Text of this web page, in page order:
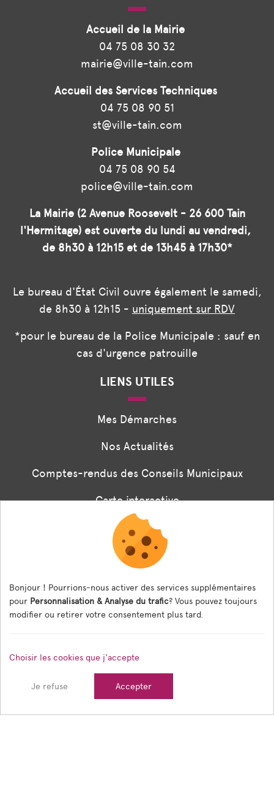
Accueil de la Mairie
04 75 08 30 32
mairie@ville-tain.com
Accueil des Services Techniques
04 75 08 90 51
st@ville-tain.com
Police Municipale
04 75 08 90 54
police@ville-tain.com
La Mairie (2 Avenue Roosevelt - 26 600 Tain
l'Hermitage) est ouverte du lundi au vendredi,
de 8h30 à 12h15 et de 13h45 à 17h30*
Le bureau d'État Civil ouvre également le samedi,
de 8h30 à 12h15 - uniquement sur RDV
*pour le bureau de la Police Municipale : sauf en
cas d'urgence patrouille
LIENS UTILES
Mes Démarches
Nos Actualités
Comptes-rendus des Conseils Municipaux
Carte interactive
Associations
Formulaire panneaux digitaux
Les menus de la cantine
Documents règlementaires
Bonjour ! Pourrions-nous activer des services supplémentaires
pour Personnalisation & Analyse du trafic? Vous pouvez toujours
modifier ou retirer votre consentement plus tard.
Choisir les cookies que j'accepte
Je refuse Accepter